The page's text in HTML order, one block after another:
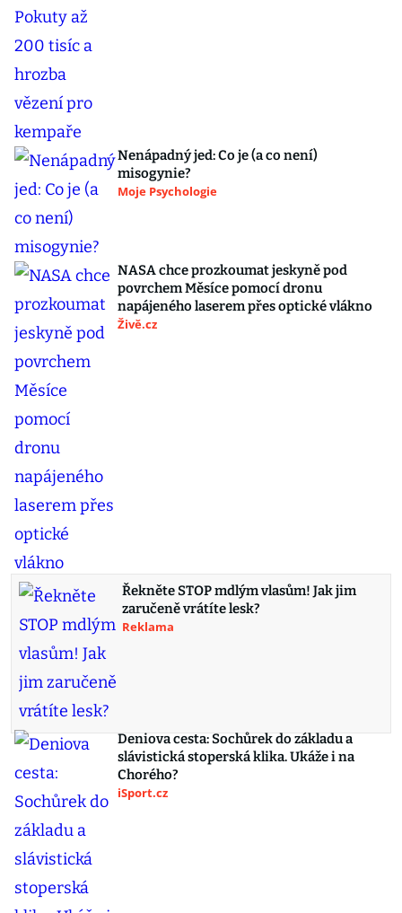
Nenápadný jed: Co je (a co není)
misogynie?
Moje Psychologie
NASA chce prozkoumat jeskyně pod
povrchem Měsíce pomocí dronu
napájeného laserem přes optické vlákno
Živě.cz
Řekněte STOP mdlým vlasům! Jak jim
zaručeně vrátíte lesk?
Reklama
Deniova cesta: Sochůrek do základu a
slávistická stoperská klika. Ukáže i na
Chorého?
iSport.cz